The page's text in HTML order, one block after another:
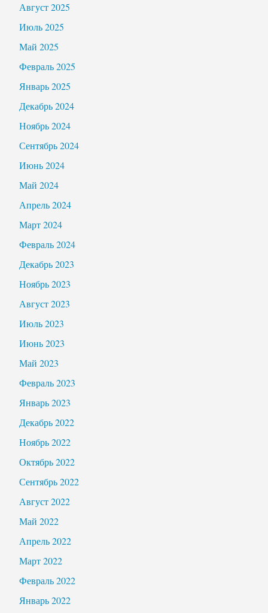
Август 2025
Июль 2025
Май 2025
Февраль 2025
Январь 2025
Декабрь 2024
Ноябрь 2024
Сентябрь 2024
Июнь 2024
Май 2024
Апрель 2024
Март 2024
Февраль 2024
Декабрь 2023
Ноябрь 2023
Август 2023
Июль 2023
Июнь 2023
Май 2023
Февраль 2023
Январь 2023
Декабрь 2022
Ноябрь 2022
Октябрь 2022
Сентябрь 2022
Август 2022
Май 2022
Апрель 2022
Март 2022
Февраль 2022
Январь 2022